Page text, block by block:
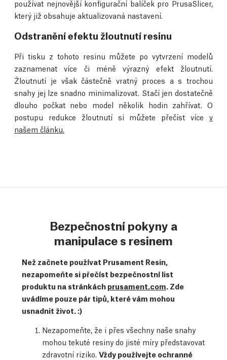
používat nejnovější konfigurační balíček pro PrusaSlicer,
který již obsahuje aktualizovaná nastavení.
Odstranění efektu žloutnutí resinu
Při tisku z tohoto resinu můžete po vytvrzení modelů
zaznamenat více či méně výrazný efekt žloutnutí.
Žloutnutí je však částečně vratný proces a s trochou
snahy jej lze snadno minimalizovat. Stačí jen dostatečně
dlouho počkat nebo model několik hodin zahřívat. O
postupu redukce žloutnutí si můžete přečíst více v
našem článku.
Bezpečnostní pokyny a
manipulace s resinem
Než začnete používat Prusament Resin,
nezapomeňte si přečíst bezpečnostní list
produktu na stránkách prusament.com. Zde
uvádíme pouze pár tipů, které vám mohou
usnadnit život. :)
Nezapomeňte, že i přes všechny naše snahy
mohou tekuté resiny do jisté míry představovat
zdravotní riziko. Vždy používejte ochranné